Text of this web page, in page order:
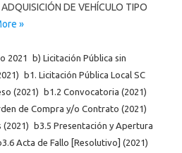
DE VEHÍCULO TIPO
»
2021
b) Licitación Pública sin
b1. Licitación Pública Local SC
(2021) b1.2 Convocatoria (2021)
de Compra y/o Contrato (2021)
(2021) b3.5 Presentación y Apertura
Acta de Fallo [Resolutivo] (2021)